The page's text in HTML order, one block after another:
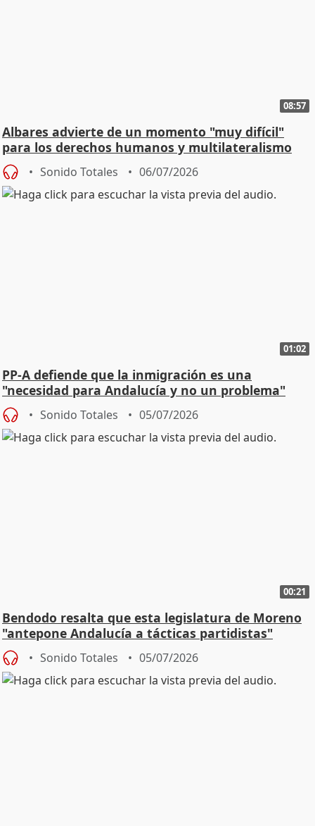
08:57
Albares advierte de un momento "muy difícil"
para los derechos humanos y multilateralismo
Sonido Totales 06/07/2026
01:02
PP-A defiende que la inmigración es una
"necesidad para Andalucía y no un problema"
Sonido Totales 05/07/2026
00:21
Bendodo resalta que esta legislatura de Moreno
"antepone Andalucía a tácticas partidistas"
Sonido Totales 05/07/2026